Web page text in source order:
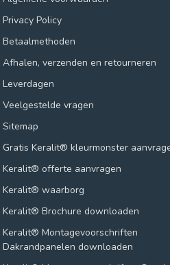
Privacy Policy
Betaalmethoden
Afhalen, verzenden en retourneren
Leverdagen
Veelgestelde vragen
Sitemap
Gratis Keralit® kleurmonster
Keralit® offerte aanvragen
Keralit® waarborg
Keralit® Brochure downloaden
Keralit® Montagevoorschriften
Dakrandpanelen downloaden